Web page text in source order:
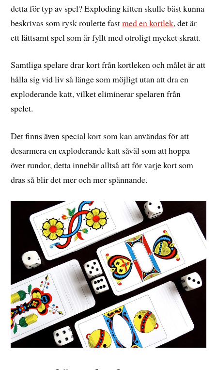
detta för typ av spel? Exploding kitten skulle bäst kunna
beskrivas som rysk roulette fastmed en kortlek, det är
ett lättsamt spel som är fyllt med otroligt mycket skratt.
Samtliga spelare drar kort från kortleken och målet är att
hålla sig vid liv så länge som möjligt utan att dra en
exploderande katt, vilket eliminerar spelaren från
spelet.
Det finns även special kort som kan användas för att
desarmera en exploderande katt såväl som att hoppa
över rundor, detta innebär alltså att för varje kort som
dras så blir det mer och mer spännande.